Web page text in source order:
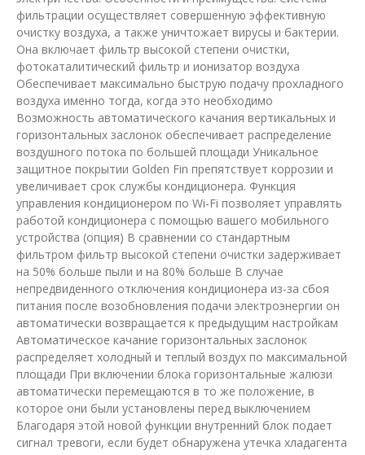
фильтрации осуществляет совершенную эффективную
очистку воздуха, а также уничтожает вирусы и бактерии.
Она включает фильтр высокой степени очистки,
фотокаталитический фильтр и ионизатор воздуха
Обеспечивает максимально быструю подачу прохладного
воздуха именно тогда, когда это необходимо
Возможность автоматического качания вертикальных и
горизонтальных заслонок обеспечивает распределение
воздушного потока по большей площади Уникальное
защитное покрытии Golden Fin препятствует коррозии и
увеличивает срок службы кондиционера. Функция
управления кондиционером по Wi-Fi позволяет управлять
работой кондиционера с помощью вашего мобильного
устройства (опция) В сравнении со стандартным
фильтром фильтр высокой степени очистки задерживает
на 50% больше пыли и на 80% больше В случае
непредвиденного отключения кондиционера из-за сбоя
питания после возобновления подачи электроэнергии он
автоматически возвращается к предыдущим настройкам
Автоматическое качание горизонтальных заслонок
распределяет холодный и теплый воздух по максимальной
площади При включении блока горизонтальные жалюзи
автоматически перемещаются в то же положение, в
которое они были установлены перед выключением
Благодаря этой новой функции внутренний блок подает
сигнал тревоги, если будет обнаружена утечка хладагента